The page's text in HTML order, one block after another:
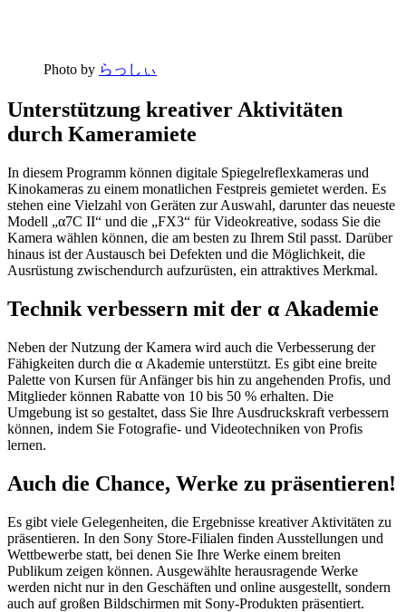
Photo by らっしぃ
Unterstützung kreativer Aktivitäten
durch Kameramiete
In diesem Programm können digitale Spiegelreflexkameras und
Kinokameras zu einem monatlichen Festpreis gemietet werden. Es
stehen eine Vielzahl von Geräten zur Auswahl, darunter das neueste
Modell „α7C II“ und die „FX3“ für Videokreative, sodass Sie die
Kamera wählen können, die am besten zu Ihrem Stil passt. Darüber
hinaus ist der Austausch bei Defekten und die Möglichkeit, die
Ausrüstung zwischendurch aufzurüsten, ein attraktives Merkmal.
Technik verbessern mit der α Akademie
Neben der Nutzung der Kamera wird auch die Verbesserung der
Fähigkeiten durch die α Akademie unterstützt. Es gibt eine breite
Palette von Kursen für Anfänger bis hin zu angehenden Profis, und
Mitglieder können Rabatte von 10 bis 50 % erhalten. Die
Umgebung ist so gestaltet, dass Sie Ihre Ausdruckskraft verbessern
können, indem Sie Fotografie- und Videotechniken von Profis
lernen.
Auch die Chance, Werke zu präsentieren!
Es gibt viele Gelegenheiten, die Ergebnisse kreativer Aktivitäten zu
präsentieren. In den Sony Store-Filialen finden Ausstellungen und
Wettbewerbe statt, bei denen Sie Ihre Werke einem breiten
Publikum zeigen können. Ausgewählte herausragende Werke
werden nicht nur in den Geschäften und online ausgestellt, sondern
auch auf großen Bildschirmen mit Sony-Produkten präsentiert.